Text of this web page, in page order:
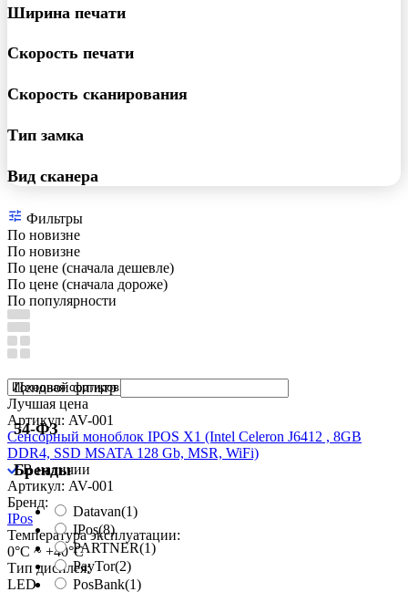
Ширина печати
Скорость печати
Скорость сканирования
Тип замка
Вид сканера
Фильтры
По новизне
По новизне
По цене (сначала дешевле)
По цене (сначала дороже)
По популярности
Ценовой фильтр
54-ФЗ
Бренды
Datavan(1)
IPos(8)
PARTNER(1)
PayTor(2)
PosBank(1)
Лучшая цена
Артикул: AV-001
Сенсорный моноблок IPOS X1 (Intel Celeron J6412 , 8GB
DDR4, SSD MSATA 128 Gb, MSR, WiFi)
В наличии
Артикул: AV-001
Бренд:
IPos
Температура эксплуатации:
0°C ~ +40°C
Тип дисплея:
LED